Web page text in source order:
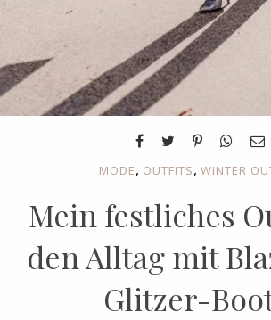
MODE, OUTFITS, WINTER
Mein festliches
den Alltag mit
Glitzer-